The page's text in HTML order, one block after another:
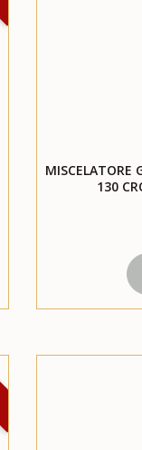
MISCELATORE
130